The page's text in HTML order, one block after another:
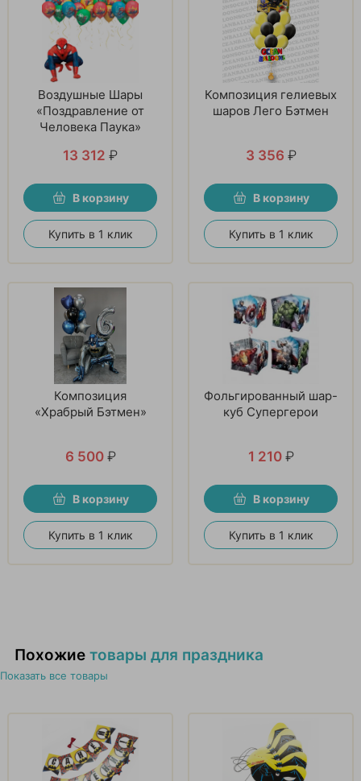
Воздушные Шары
«Поздравление от
Человека Паука»
13 312 ₽
В корзину
Купить в 1 клик
Композиция гелиевых
шаров Лего Бэтмен
3 356 ₽
В корзину
Купить в 1 клик
Композиция
«Храбрый Бэтмен»
6 500 ₽
В корзину
Купить в 1 клик
Фольгированный шар-
куб Супергерои
1 210 ₽
В корзину
Купить в 1 клик
Похожие товары для праздника
Показать все товары